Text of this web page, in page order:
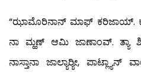
“ಝಾಮೊರಿನಾನ್ ಮಾಫ್ ಕರಿಜಾಯ್.
ನಾ ಮ್ಹಣ್ ಆಮಿ ಜಾಣಾಂವ್.
ನಾಸ್ತಾನಾ ಜಾಲ್ಯಾರ್‍ಯೀ,